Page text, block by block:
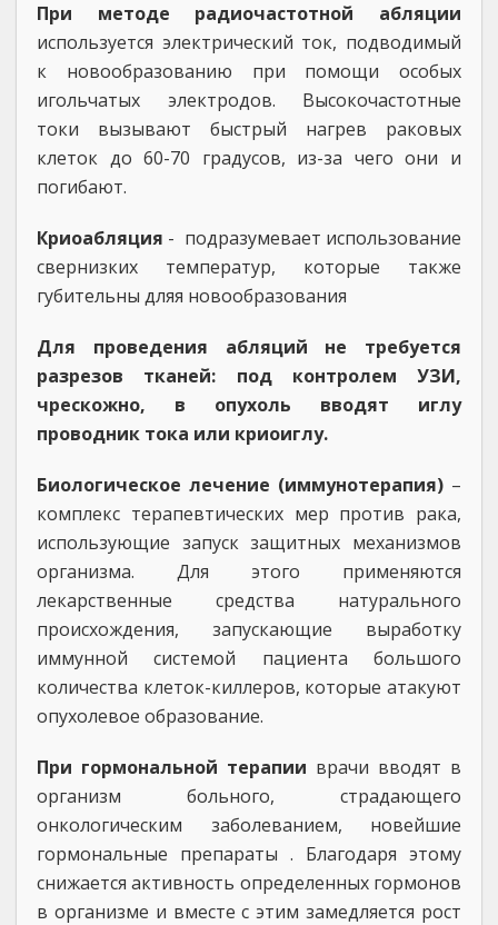
При методе радиочастотной абляции
используется электрический ток, подводимый
к новообразованию при помощи особых
игольчатых электродов. Высокочастотные
токи вызывают быстрый нагрев раковых
клеток до 60-70 градусов, из-за чего они и
погибают.
Криоабляция - подразумевает использование
свернизких температур, которые также
губительны дляя новообразования
Для проведения абляций не требуется
разрезов тканей: под контролем УЗИ,
чрескожно, в опухоль вводят иглу
проводник тока или криоиглу.
Биологическое лечение (иммунотерапия) –
комплекс терапевтических мер против рака,
использующие запуск защитных механизмов
организма. Для этого применяются
лекарственные средства натурального
происхождения, запускающие выработку
иммунной системой пациента большого
количества клеток-киллеров, которые атакуют
опухолевое образование.
При гормональной терапии врачи вводят в
организм больного, страдающего
онкологическим заболеванием, новейшие
гормональные препараты . Благодаря этому
снижается активность определенных гормонов
в организме и вместе с этим замедляется рост